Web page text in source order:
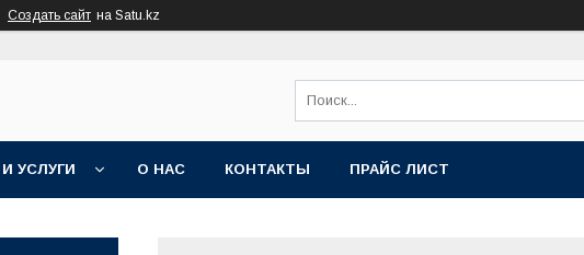
Создать сайт на Satu.kz
УСЛУГИ О НАС КОНТАКТЫ ПРАЙС ЛИСТ